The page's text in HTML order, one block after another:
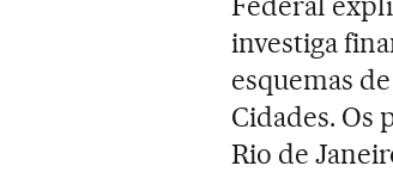
investiga
esquemas
Cidades. Os
Rio de